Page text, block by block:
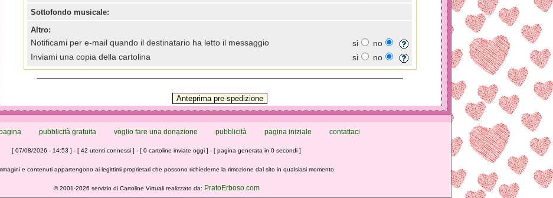
Sottofondo musicale:
Altro:
Notificami per e-mail quando il destinatario ha letto il messaggio si
no
Inviami una copia della cartolina
si no
pubblicità gratuita voglio fare una donazione pubblicità pagina iniziale contattaci
[ 07/08/2026 - 14:53 ] - [ 42 utenti connessi ] - [ 0 cartoline inviate oggi ] - [ pagina generata in 0 secondi ]
e contenuti appartengono ai legittimi proprietari che possono richiederne la rimozione dal sito in qualsiasi momento.
©2001-2026 servizio di Cartoline Virtuali realizzato da: PratoErboso.com